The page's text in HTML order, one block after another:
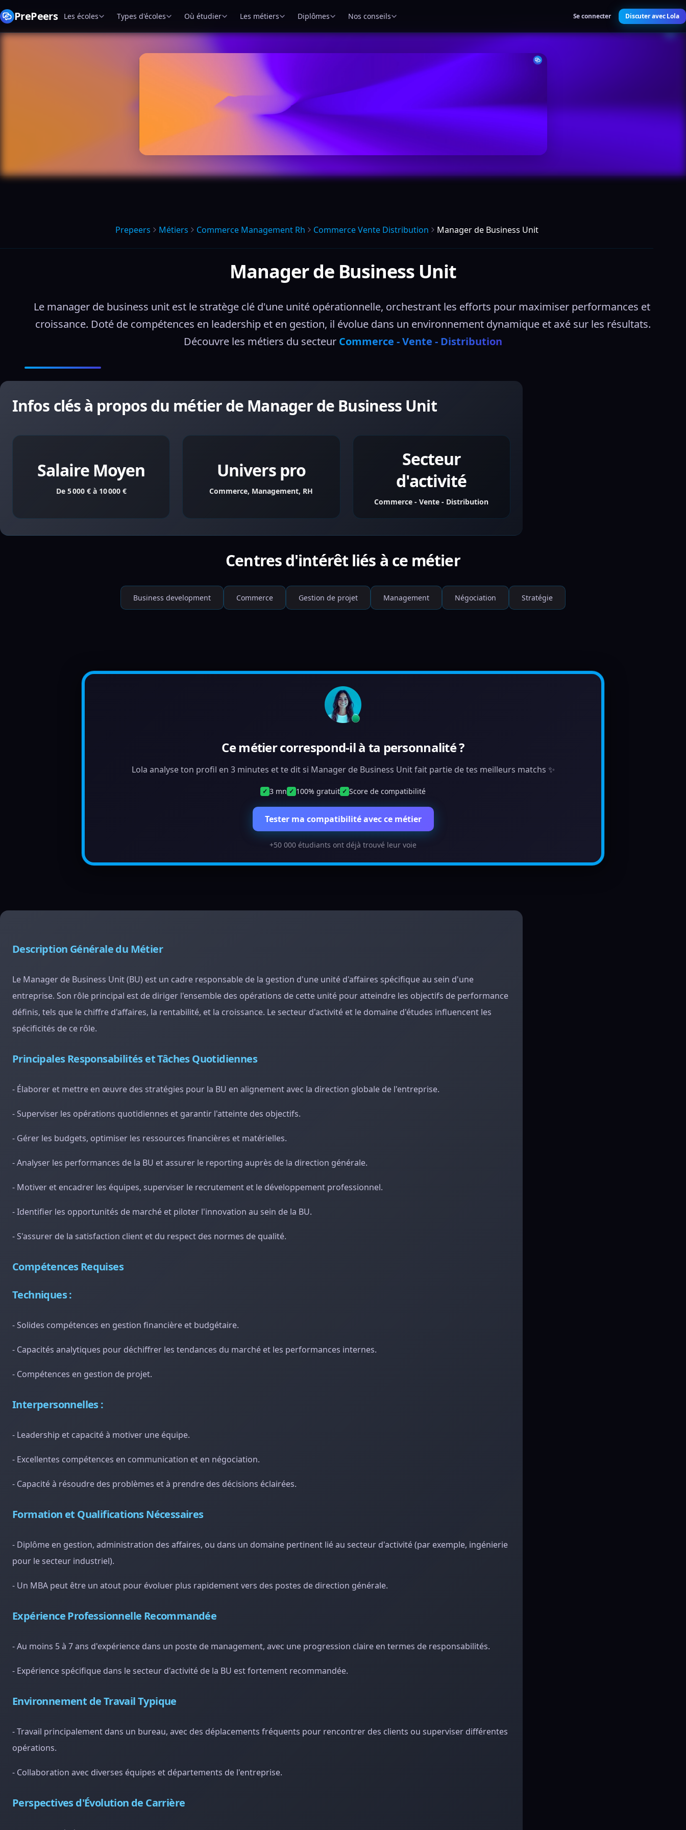
PrePeers Les écoles Types d'écoles Où étudier Les métiers Diplômes Nos conseils Se connecter Discuter avec Lola
Prepeers Métiers Commerce Management Rh Commerce Vente Distribution Manager de Business Unit
Manager de Business Unit
Le manager de business unit est le stratège clé d'une unité opérationnelle, orchestrant les efforts pour maximiser performances et
croissance. Doté de compétences en leadership et en gestion, il évolue dans un environnement dynamique et axé sur les résultats.
Découvre les métiers du secteur Commerce - Vente - Distribution
Infos clés à propos du métier de Manager de Business Unit
Salaire Moyen
De 5 000 € à 10 000 €
Univers pro
Commerce, Management, RH
Secteur
d'activité
Commerce - Vente - Distribution
Centres d'intérêt liés à ce métier
Business development Commerce Gestion de projet Management Négociation Stratégie
Ce métier correspond-il à ta personnalité ?
Lola analyse ton profil en 3 minutes et te dit si Manager de Business Unit fait partie de tes meilleurs matchs ✨
✓ 3 mn ✓ 100% gratuit ✓ Score de compatibilité
Tester ma compatibilité avec ce métier
+50 000 étudiants ont déjà trouvé leur voie
Description Générale du Métier
Le Manager de Business Unit (BU) est un cadre responsable de la gestion d'une unité d'affaires spécifique au sein d'une
entreprise. Son rôle principal est de diriger l'ensemble des opérations de cette unité pour atteindre les objectifs de performance
définis, tels que le chiffre d'affaires, la rentabilité, et la croissance. Le secteur d'activité et le domaine d'études influencent les
spécificités de ce rôle.
Principales Responsabilités et Tâches Quotidiennes
- Élaborer et mettre en œuvre des stratégies pour la BU en alignement avec la direction globale de l'entreprise.
- Superviser les opérations quotidiennes et garantir l'atteinte des objectifs.
- Gérer les budgets, optimiser les ressources financières et matérielles.
- Analyser les performances de la BU et assurer le reporting auprès de la direction générale.
- Motiver et encadrer les équipes, superviser le recrutement et le développement professionnel.
- Identifier les opportunités de marché et piloter l'innovation au sein de la BU.
- S'assurer de la satisfaction client et du respect des normes de qualité.
Compétences Requises
Techniques :
- Solides compétences en gestion financière et budgétaire.
- Capacités analytiques pour déchiffrer les tendances du marché et les performances internes.
- Compétences en gestion de projet.
Interpersonnelles :
- Leadership et capacité à motiver une équipe.
- Excellentes compétences en communication et en négociation.
- Capacité à résoudre des problèmes et à prendre des décisions éclairées.
Formation et Qualifications Nécessaires
- Diplôme en gestion, administration des affaires, ou dans un domaine pertinent lié au secteur d'activité (par exemple, ingénierie
pour le secteur industriel).
- Un MBA peut être un atout pour évoluer plus rapidement vers des postes de direction générale.
Expérience Professionnelle Recommandée
- Au moins 5 à 7 ans d'expérience dans un poste de management, avec une progression claire en termes de responsabilités.
- Expérience spécifique dans le secteur d'activité de la BU est fortement recommandée.
Environnement de Travail Typique
- Travail principalement dans un bureau, avec des déplacements fréquents pour rencontrer des clients ou superviser différentes
opérations.
- Collaboration avec diverses équipes et départements de l'entreprise.
Perspectives d'Évolution de Carrière